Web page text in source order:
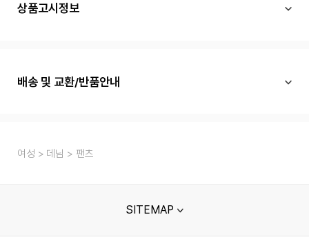
상품고시정보
배송 및 교환/반품안내
여성 데님 팬츠
SITEMAP